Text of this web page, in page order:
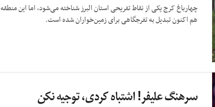
چهارباغ کرج یکی از نقاط تفریحی استان البرز شناخته می‌شود، اما این منطقه
هم اکنون تبدیل به تفرجگاهی برای زمین‌خواران شده است.
سرهنگ علیفر! اشتباه کردی، توجیه نکن